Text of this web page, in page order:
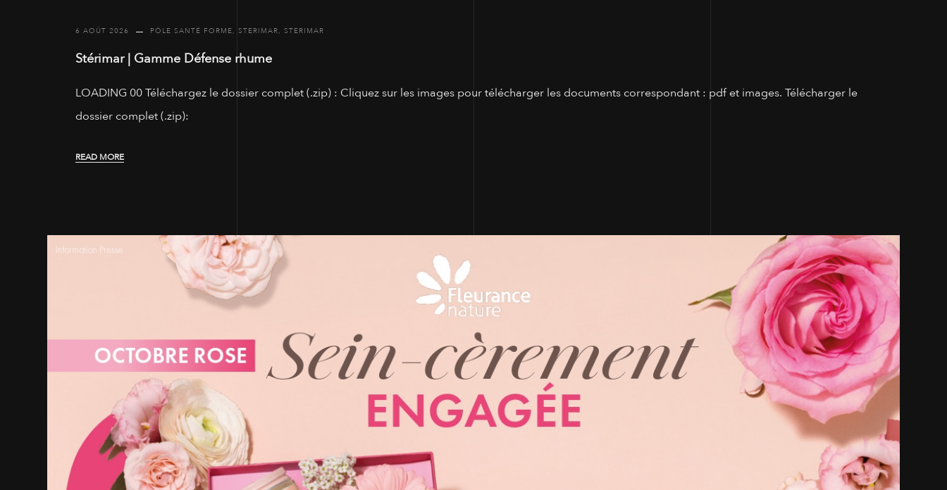
6 AOÛT 2026 PÔLE SANTÉ FORME, STERIMAR, STERIMAR
Stérimar | Gamme Défense rhume
LOADING 00 Téléchargez le dossier complet (.zip) : Cliquez sur les images pour télécharger les documents correspondant : pdf et images. Télécharger le
dossier complet (.zip):
READ MORE